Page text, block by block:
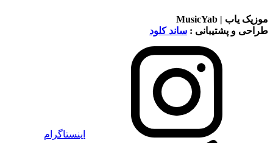
موزیک یاب | MusicYab
طراحی و پشتیبانی : ساند کلود
اینستاگرام